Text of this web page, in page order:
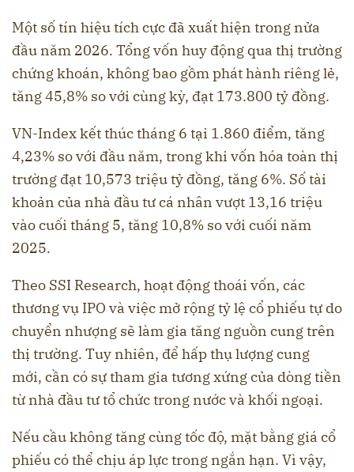
Một số tín hiệu tích cực đã xuất hiện trong nửa
đầu năm 2026. Tổng vốn huy động qua thị trường
chứng khoán, không bao gồm phát hành riêng lẻ,
tăng 45,8% so với cùng kỳ, đạt 173.800 tỷ đồng.
VN-Index kết thúc tháng 6 tại 1.860 điểm, tăng
4,23% so với đầu năm, trong khi vốn hóa toàn thị
trường đạt 10,573 triệu tỷ đồng, tăng 6%. Số tài
khoản của nhà đầu tư cá nhân vượt 13,16 triệu
vào cuối tháng 5, tăng 10,8% so với cuối năm
2025.
Theo SSI Research, hoạt động thoái vốn, các
thương vụ IPO và việc mở rộng tỷ lệ cổ phiếu tự do
chuyển nhượng sẽ làm gia tăng nguồn cung trên
thị trường. Tuy nhiên, để hấp thụ lượng cung
mới, cần có sự tham gia tương xứng của dòng tiền
từ nhà đầu tư tổ chức trong nước và khối ngoại.
Nếu cầu không tăng cùng tốc độ, mặt bằng giá cổ
phiếu có thể chịu áp lực trong ngắn hạn. Vì vậy,